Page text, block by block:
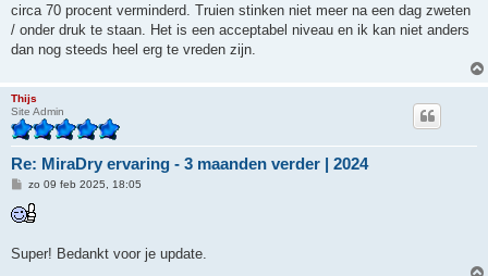
circa 70 procent verminderd. Truien stinken niet meer na een dag zweten
/ onder druk te staan. Het is een acceptabel niveau en ik kan niet anders
dan nog steeds heel erg te vreden zijn.
Thijs
Site Admin
Re: MiraDry ervaring - 3 maanden verder | 2024
B
r
i
t
zo 09 feb 2025, 18:05
Super! Bedankt voor je update.